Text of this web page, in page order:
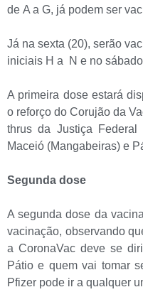
de A a G, já podem ser
Já na sexta (20), serão
iniciais H a N e no
A primeira dose estará
o reforço do Corujão da
thrus da Justiça
Maceió (Mangabeiras) e
Segunda dose
A segunda dose da
vacinação, observando
a CoronaVac deve se
Pátio e quem vai tomar
Pfizer pode ir a qualquer